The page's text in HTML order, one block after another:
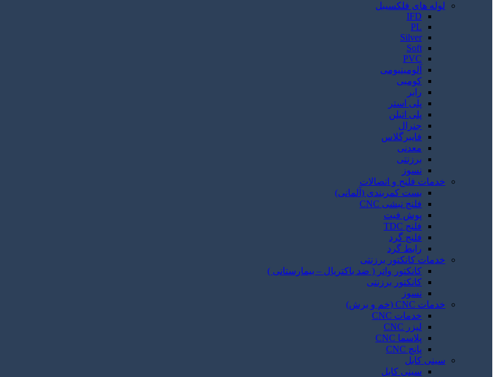
لوله های فلکسیبل
IFD
PL
Silver
Soft
PVC
آلومینیومی
کومبی
رابر
پلی استر
پلی اتیلن
جنرال
فایبرگلاس
معدنی
برزنتی
نسوز
خدمات فلنج و اتصالات
بست کمربندی (آلمانی)
فلنج نبشی CNC
پوش فیت
فلنج TDC
فلنج گرد
رابط گرد
خدمات کانکتور برزنتی
کانکتور واتر ( ضد باکتریال – بیمارستانی )
کانکتور برزنتی
نسوز
خدمات CNC (خم و برش)
خدمات CNC
لیزر CNC
پلاسما CNC
پانچ CNC
سینی کابل
سینی کابل